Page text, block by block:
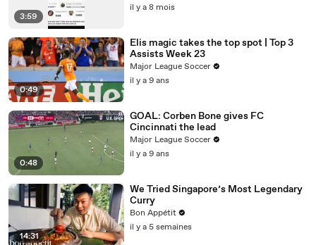
3:59
il y a 8 mois
0:49
Elis magic takes the top spot | Top 3
Assists Week 23
Major League Soccer
il y a 9 ans
0:48
GOAL: Corben Bone gives FC
Cincinnati the lead
Major League Soccer
il y a 9 ans
14:31
We Tried Singapore’s Most Legendary
Curry
Bon Appétit
il y a 5 semaines